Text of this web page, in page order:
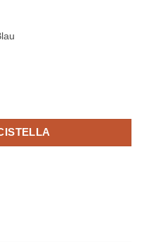
Pilot Frixion Blau